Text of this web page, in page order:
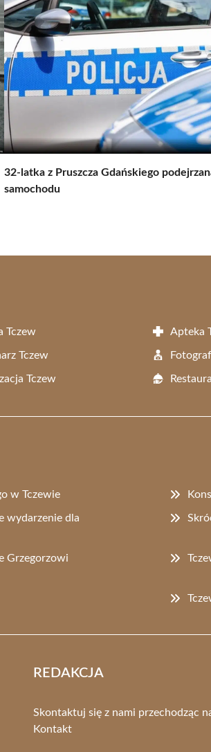
32-latka z Pruszcza Gdańskiego
samochodu
Tczew Apteka
Tczew
Tczew
w Tczewie
wydarzenie dla
Grzegorzowi
REDAKCJA
Skontaktuj się z nami przechodząc
Kontakt